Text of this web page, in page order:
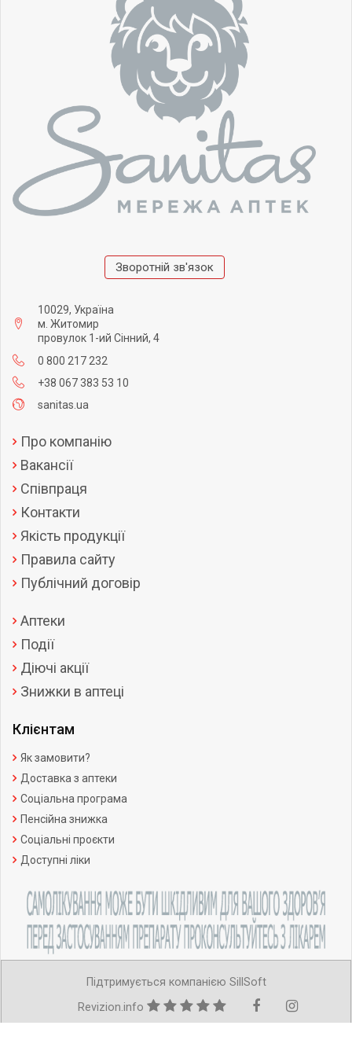
Зворотній зв'язок
10029, Україна
м. Житомир
провулок 1-ий Сінний, 4
0 800 217 232
+38 067 383 53 10
sanitas.ua
Про компанію
Вакансії
Співпраця
Контакти
Якість продукції
Правила сайту
Публічний договір
Аптеки
Події
Діючі акції
Знижки в аптеці
Клієнтам
Як замовити?
Доставка з аптеки
Соціальна програма
Пенсійна знижка
Соціальні проєкти
Доступні ліки
Підтримується компанією SillSoft
Revizion.info